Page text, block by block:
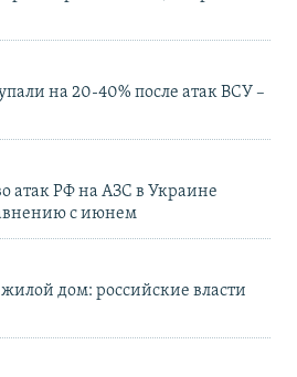
на 20-40% после атак ВСУ –
атак РФ на АЗС в Украине
с июнем
дом: российские власти